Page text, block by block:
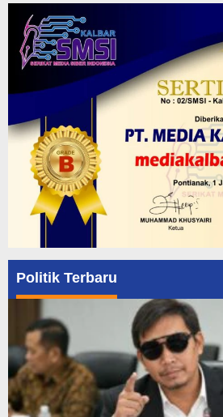
Politik Terbaru